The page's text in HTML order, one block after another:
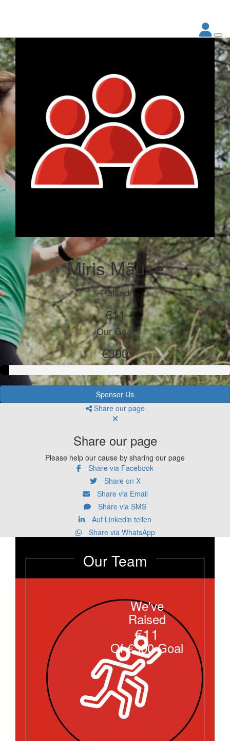
Miris Mäuse
Raised
€11
Our Goal
€300
Sponsor Us
Share our page
Share our page
Please help our cause by sharing our page
Share via Facebook
Share on X
Share via Email
Share via SMS
Auf Linkedin teilen
Share via WhatsApp
Our Team
We've
Raised
€11
Of €300 Goal